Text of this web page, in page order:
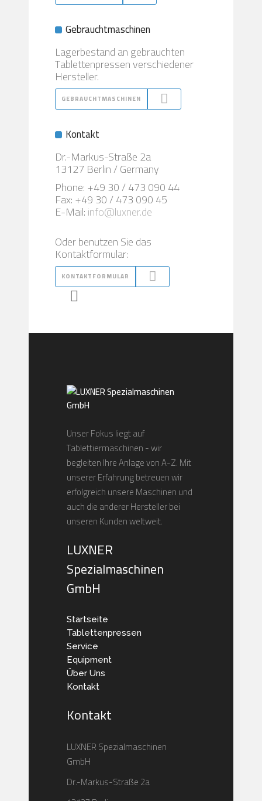
Gebrauchtmaschinen
Lagerbestand an gebrauchten
Tablettenpressen verschiedener
Hersteller.
GEBRAUCHTMASCHINEN
Kontakt
Dr.-Markus-Straße 2a
13127 Berlin / Germany
Phone: +49 30 / 473 090 44
Fax: +49 30 / 473 090 45
E-Mail:info@luxner.de
Oder benutzen Sie das
Kontaktformular:
KONTAKTFORMULAR
Unser Fokus liegt auf
Tablettiermaschinen - wir
begleiten Ihre Anlage von A-Z. Mit
unserer Erfahrung betreuen wir
erfolgreich unsere Maschinen und
auch die anderer Hersteller bei
unseren Kunden weltweit.
LUXNER
Spezialmaschinen
GmbH
Startseite
Tablettenpressen
Service
Equipment
Über Uns
Kontakt
Kontakt
LUXNER Spezialmaschinen
GmbH
Dr.-Markus-Straße 2a